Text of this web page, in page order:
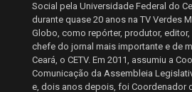
Social pela Universidade Federal do
durante quase 20 anos na TV Verdes
Globo, como repórter, produtor,
chefe do jornal mais importante e de
Ceará, o CETV. Em 2011, assumiu a
Comunicação da Assembleia
e, dois anos depois, foi Coordenador